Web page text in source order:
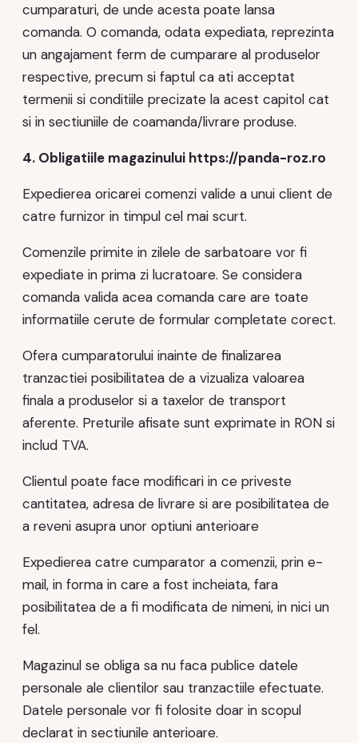
cumparaturi, de unde acesta poate lansa
comanda. O comanda, odata expediata, reprezinta
un angajament ferm de cumparare al produselor
respective, precum si faptul ca ati acceptat
termenii si conditiile precizate la acest capitol cat
si in sectiuniile de coamanda/livrare produse.
4. Obligatiile magazinului https://panda-roz.ro
Expedierea oricarei comenzi valide a unui client de
catre furnizor in timpul cel mai scurt.
Comenzile primite in zilele de sarbatoare vor fi
expediate in prima zi lucratoare. Se considera
comanda valida acea comanda care are toate
informatiile cerute de formular completate corect.
Ofera cumparatorului inainte de finalizarea
tranzactiei posibilitatea de a vizualiza valoarea
finala a produselor si a taxelor de transport
aferente. Preturile afisate sunt exprimate in RON si
includ TVA.
Clientul poate face modificari in ce priveste
cantitatea, adresa de livrare si are posibilitatea de
a reveni asupra unor optiuni anterioare
Expedierea catre cumparator a comenzii, prin e-
mail, in forma in care a fost incheiata, fara
posibilitatea de a fi modificata de nimeni, in nici un
fel.
Magazinul se obliga sa nu faca publice datele
personale ale clientilor sau tranzactiile efectuate.
Datele personale vor fi folosite doar in scopul
declarat in sectiunile anterioare.